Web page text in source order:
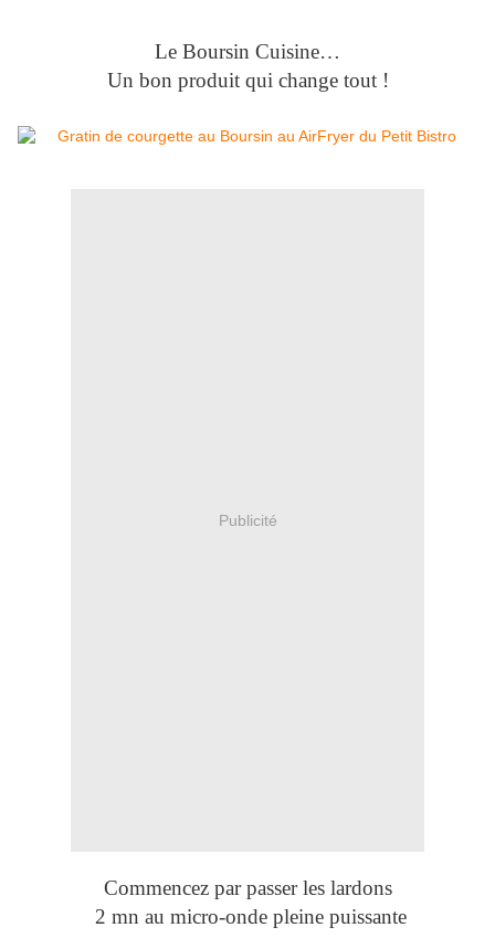
Le Boursin Cuisine…
Un bon produit qui change tout !
Publicité
Commencez par passer les lardons
2 mn au micro-onde pleine puissante